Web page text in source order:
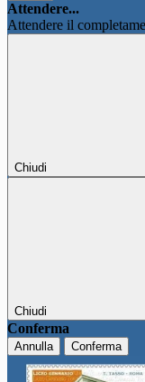
Attendere...
Attendere il
Chiudi
Chiudi
Conferma
Annulla Conferma